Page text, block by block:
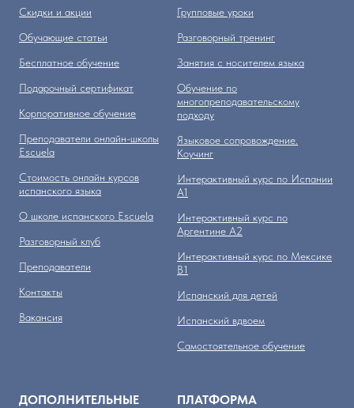
Скидки и акции
Обучающие статьи
Бесплатное обучение
Подарочный сертификат
Корпоративное обучение
Преподаватели онлайн-школы
Escuela
Стоимость онлайн курсов
испанского языка
О школе испанского Escuela
Разговорный клуб
Преподаватели
Контакты
Вакансия
Групповые уроки
Разговорный тренинг
Занятия с носителем языка
Обучение по
многопреподавательскому
подходу
Языковое сопровождение.
Коучинг
Интерактивный курс по Испании
А1
Интерактивный курс по
Аргентине А2
Интерактивный курс по Мексике
B1
Испанский для детей
Испанский вдвоем
Самостоятельное обучение
ДОПОЛНИТЕЛЬНЫЕ ПЛАТФОРМА